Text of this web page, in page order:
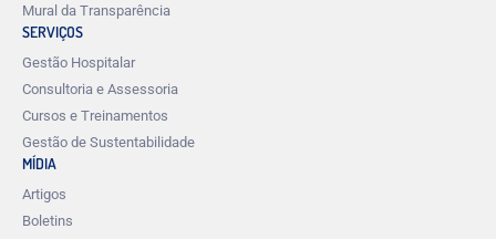
Mural da Transparência
SERVIÇOS
Gestão Hospitalar
Consultoria e Assessoria
Cursos e Treinamentos
Gestão de Sustentabilidade
MÍDIA
Artigos
Boletins